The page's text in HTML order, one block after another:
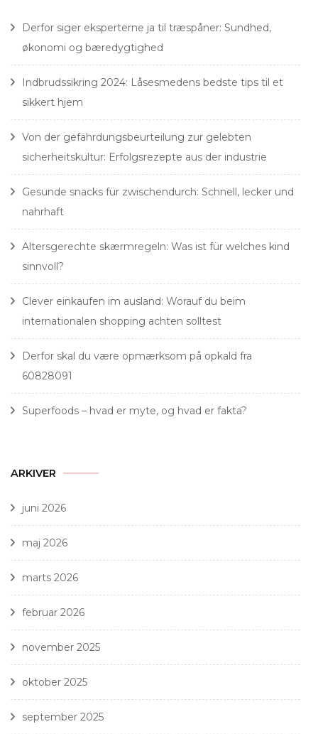
Derfor siger eksperterne ja til træspåner: Sundhed,
økonomi og bæredygtighed
Indbrudssikring 2024: Låsesmedens bedste tips til et
sikkert hjem
Von der gefährdungsbeurteilung zur gelebten
sicherheitskultur: Erfolgsrezepte aus der industrie
Gesunde snacks für zwischendurch: Schnell, lecker und
nahrhaft
Altersgerechte skærmregeln: Was ist für welches kind
sinnvoll?
Clever einkaufen im ausland: Worauf du beim
internationalen shopping achten solltest
Derfor skal du være opmærksom på opkald fra
60828091
Superfoods – hvad er myte, og hvad er fakta?
ARKIVER
juni 2026
maj 2026
marts 2026
februar 2026
november 2025
oktober 2025
september 2025